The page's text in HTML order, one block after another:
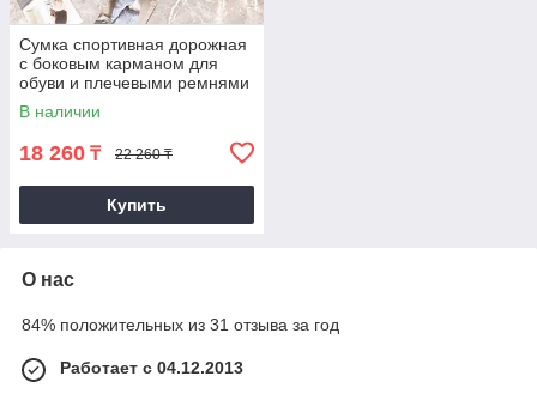
Сумка спортивная дорожная
с боковым карманом для
обуви и плечевыми ремнями
кожаная 716 50*27*27 см
черная
В наличии
18 260 ₸ 22 260 ₸
Купить
О нас
84% положительных из 31 отзыва за год
Работает с 04.12.2013